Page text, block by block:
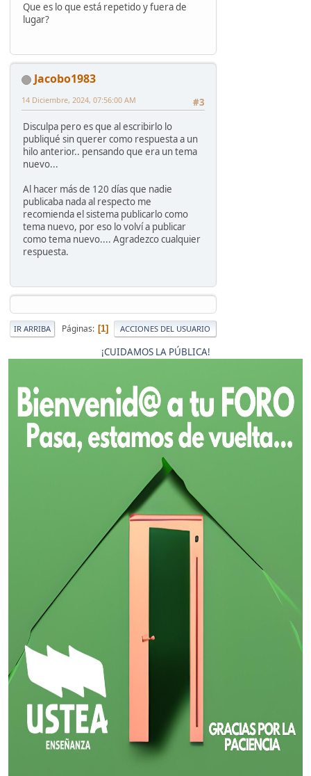
Que es lo que está repetido y fuera de
lugar?
Jacobo1983
#3
14 Diciembre, 2024, 07:56:00 AM
Disculpa pero es que al escribirlo lo
publiqué sin querer como respuesta a un
hilo anterior.. pensando que era un tema
nuevo...
Al hacer más de 120 días que nadie
publicaba nada al respecto me
recomienda el sistema publicarlo como
tema nuevo, por eso lo volví a publicar
como tema nuevo.... Agradezco cualquier
respuesta.
IR ARRIBA Páginas 1 ACCIONES DEL USUARIO
¡CUIDAMOS LA PÚBLICA!